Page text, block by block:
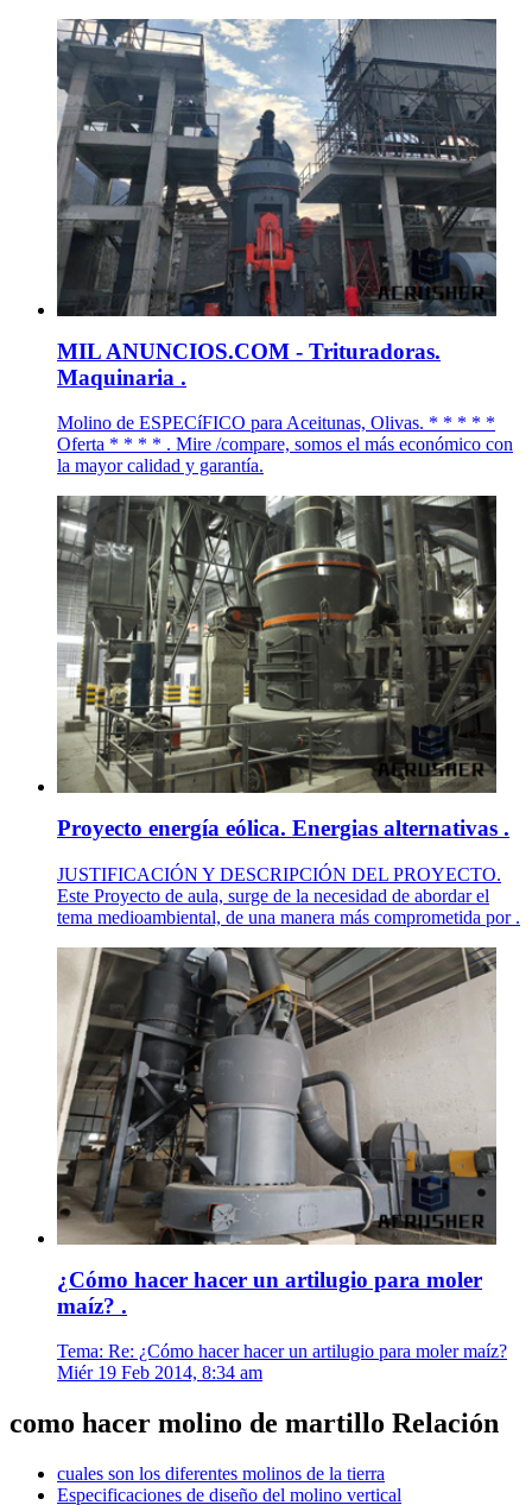
MIL ANUNCIOS.COM - Trituradoras.
Maquinaria .
Molino de ESPECíFICO para Aceitunas, Olivas. * * * * *
Oferta * * * * . Mire /compare, somos el más económico con
la mayor calidad y garantía.
Proyecto energía eólica. Energias alternativas .
JUSTIFICACIÓN Y DESCRIPCIÓN DEL PROYECTO.
Este Proyecto de aula, surge de la necesidad de abordar el
tema medioambiental, de una manera más comprometida por .
¿Cómo hacer hacer un artilugio para moler
maíz? .
Tema: Re: ¿Cómo hacer hacer un artilugio para moler maíz?
Miér 19 Feb 2014, 8:34 am
como hacer molino de martillo Relación
cuales son los diferentes molinos de la tierra
Especificaciones de diseño del molino vertical